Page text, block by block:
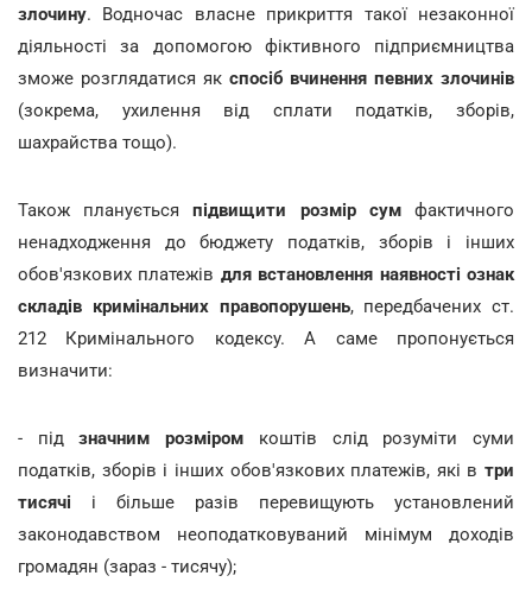
злочину. Водночас власне прикриття такої незаконної
діяльності за допомогою фіктивного підприємництва
зможе розглядатися як спосіб вчинення певних злочинів
(зокрема, ухилення від сплати податків, зборів,
шахрайства тощо).
Також плануєтьсяпідвищити розмір сумфактичного
ненадходження до бюджету податків, зборів і інших
обов'язкових платежів для встановлення наявності ознак
складів кримінальних правопорушень, передбачених ст.
212 Кримінального кодексу. А саме пропонується
визначити:
- підзначним розміром коштів слід розуміти суми
податків, зборів і інших обов'язкових платежів, які в три
тисячі і більше разів перевищують установлений
законодавством неоподатковуваний мінімум доходів
громадян (зараз - тисячу);